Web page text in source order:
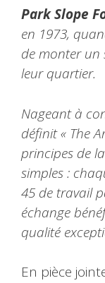
Park Slope
en 1973,
de monter un
leur quartier.
Nageant à
définit « The
principes de
simples :
45 de travail
échange
qualité
En pièce